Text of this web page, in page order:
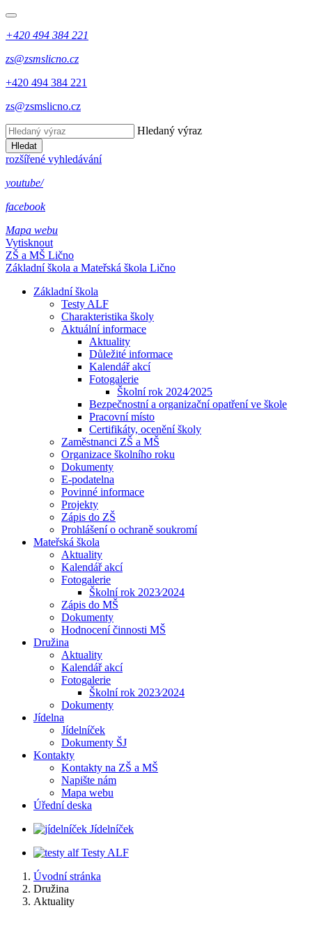
+420 494 384 221
zs@zsmslicno.cz
+420 494 384 221
zs@zsmslicno.cz
Hledaný výraz
Hledat
rozšířené vyhledávání
youtube/
facebook
Mapa webu
Vytisknout
ZŠ a MŠ Lično
Základní škola a Mateřská škola Lično
Základní škola
Testy ALF
Charakteristika školy
Aktuální informace
Aktuality
Důležité informace
Kalendář akcí
Fotogalerie
Školní rok 2024⁄2025
Bezpečnostní a organizační opatření ve škole
Pracovní místo
Certifikáty, ocenění školy
Zaměstnanci ZŠ a MŠ
Organizace školního roku
Dokumenty
E-podatelna
Povinné informace
Projekty
Zápis do ZŠ
Prohlášení o ochraně soukromí
Mateřská škola
Aktuality
Kalendář akcí
Fotogalerie
Školní rok 2023⁄2024
Zápis do MŠ
Dokumenty
Hodnocení činnosti MŠ
Družina
Aktuality
Kalendář akcí
Fotogalerie
Školní rok 2023⁄2024
Dokumenty
Jídelna
Jídelníček
Dokumenty ŠJ
Kontakty
Kontakty na ZŠ a MŠ
Napište nám
Mapa webu
Úřední deska
Jídelníček
Testy ALF
Úvodní stránka
Družina
Aktuality